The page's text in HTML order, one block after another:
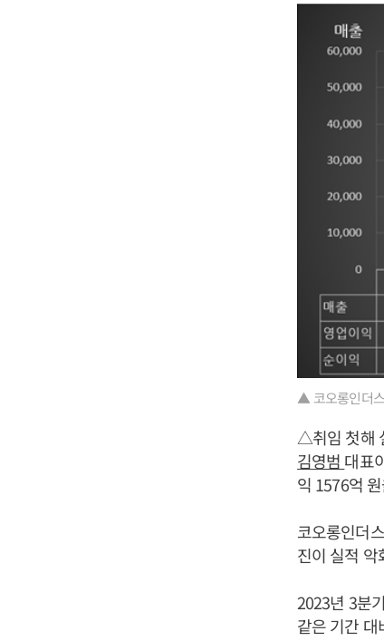
▲ 코오롱인더
△취임 첫해
김영범 대표
익 1576억
코오롱인더
진이 실적 악
2023년 3분
같은 기간